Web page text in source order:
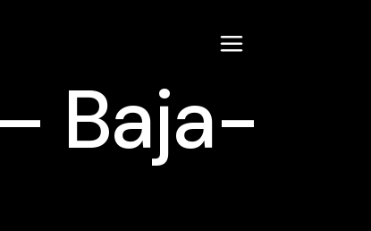
Baja-